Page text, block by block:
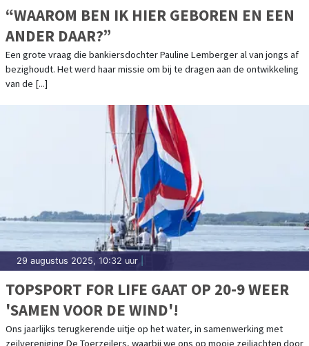
“WAAROM BEN IK HIER GEBOREN EN EEN
ANDER DAAR?”
Een grote vraag die bankiersdochter Pauline Lemberger al van jongs af
bezighoudt. Het werd haar missie om bij te dragen aan de ontwikkeling
van de [...]
29 augustus 2025, 10:32 uur
TOPSPORT FOR LIFE GAAT OP 20-9 WEER
'SAMEN VOOR DE WIND'!
Ons jaarlijks terugkerende uitje op het water, in samenwerking met
zeilvereniging De Toerzeilers, waarbij we ons op mooie zeiljachten door